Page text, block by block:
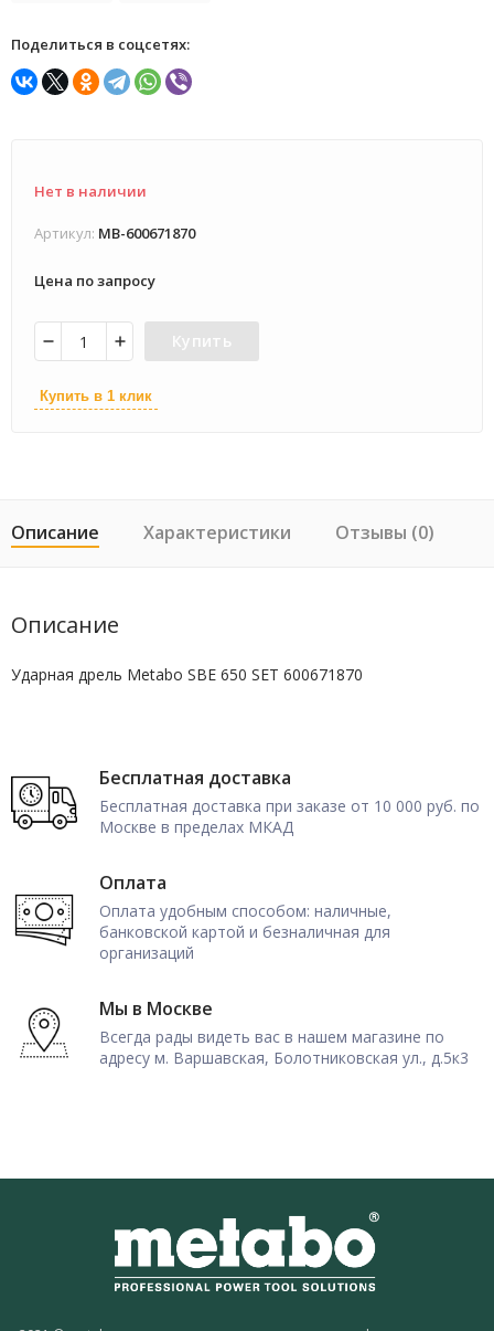
Поделиться в соцсетях:
Нет в наличии
Артикул: MB-600671870
Цена по запросу
Купить
Купить в 1 клик
Описание Характеристики Отзывы (0)
Описание
Ударная дрель Metabo SBE 650 SET 600671870
Бесплатная доставка
Бесплатная доставка при заказе от 10 000 руб. по
Москве в пределах МКАД
Оплата
Оплата удобным способом: наличные,
банковской картой и безналичная для
организаций
Мы в Москве
Всегда рады видеть вас в нашем магазине по
адресу м. Варшавская, Болотниковская ул., д.5к3